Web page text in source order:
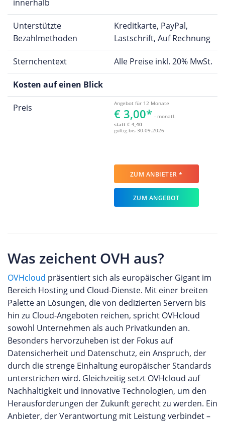
innerhalb
Unterstützte
Bezahlmethoden
Kreditkarte, PayPal,
Lastschrift, Auf Rechnung
Sternchentext Alle Preise inkl. 20% MwSt.
Kosten auf einen Blick
Preis Angebot für 12 Monate
€ 3,00* - monatl.
statt € 4,40
gültig bis 30.09.2026
ZUM ANBIETER *
ZUM ANGEBOT
Was zeichent OVH aus?
OVHcloud präsentiert sich als europäischer Gigant im
Bereich Hosting und Cloud-Dienste. Mit einer breiten
Palette an Lösungen, die von dedizierten Servern bis
hin zu Cloud-Angeboten reichen, spricht OVHcloud
sowohl Unternehmen als auch Privatkunden an.
Besonders hervorzuheben ist der Fokus auf
Datensicherheit und Datenschutz, ein Anspruch, der
durch die strenge Einhaltung europäischer Standards
unterstrichen wird. Gleichzeitig setzt OVHcloud auf
Nachhaltigkeit und innovative Technologien, um den
Herausforderungen der Zukunft gerecht zu werden. Ein
Anbieter, der Verantwortung mit Leistung verbindet –